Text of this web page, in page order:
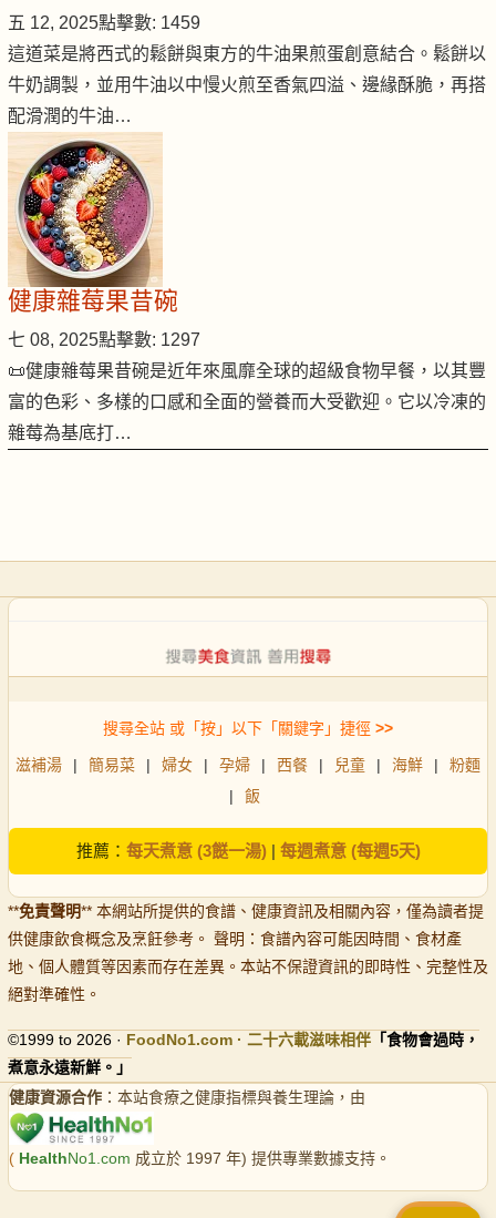
五 12, 2025點擊數: 1459
這道菜是將西式的鬆餅與東方的牛油果煎蛋創意結合。鬆餅以
牛奶調製，並用牛油以中慢火煎至香氣四溢、邊緣酥脆，再搭
配滑潤的牛油…
健康雜莓果昔碗
七 08, 2025點擊數: 1297
📜健康雜莓果昔碗是近年來風靡全球的超級食物早餐，以其豐
富的色彩、多樣的口感和全面的營養而大受歡迎。它以冷凍的
雜莓為基底打…
搜尋全站 或「按」以下「關鍵字」捷徑 >>
滋補湯 | 簡易菜 | 婦女 | 孕婦 | 西餐 | 兒童 | 海鮮 |
粉麵
|
飯
推薦： 每天煮意 (3餸一湯)| 每週煮意 (每週5天)
**免責聲明** 本網站所提供的食譜、健康資訊及相關內容，僅為讀者提
供健康飲食概念及烹飪參考。 聲明：食譜內容可能因時間、食材產
地、個人體質等因素而存在差異。本站不保證資訊的即時性、完整性及
絕對準確性。
©1999 to 2026 · FoodNo1.com · 二十六載滋味相伴 「食物會過時，
煮意永遠新鮮。」
健康資源合作 ：本站食療之健康指標與養生理論，由
( HealthNo1.com 成立於 1997 年) 提供專業數據支持。